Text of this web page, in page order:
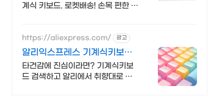
계식 키보드. 로켓배송! 손목 편한 인
https://aliexpress.com/ 광고
알리익스프레스 기계식키보드
내 맘에 쏙드는 오늘의 특가
타건감에 진심이라면? 기계식키보
드 검색하고 알리에서 취향대로 골